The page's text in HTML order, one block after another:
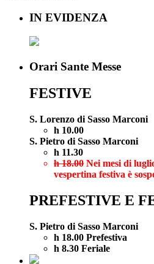
IN EVIDENZA
Orari Sante Messe
FESTIVE
S. Lorenzo di Sasso Marconi
h 10.00
S. Pietro di Sasso Marconi
h 11.30
h 18.00 Nei mesi di
vespertina festiva è
PREFESTIVE E
S. Pietro di Sasso Marconi
h 18.00 Prefestiva
h 8.30 Feriale